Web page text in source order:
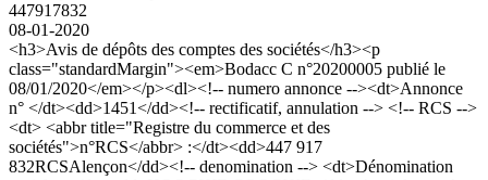
447917832
08-01-2020
<h3>Avis de dépôts des comptes des sociétés</h3><p
class="standardMargin"><em>Bodacc C n°20200005 publié le
08/01/2020</em></p><dl><!-- numero annonce --><dt>Annonce
n° </dt><dd>1451</dd><!-- rectificatif, annulation --> <!-- RCS -->
<dt> <abbr title="Registre du commerce et des
sociétés">n°RCS</abbr> :</dt><dd>447 917
832RCSAlençon</dd><!-- denomination --> <dt>Dénomination